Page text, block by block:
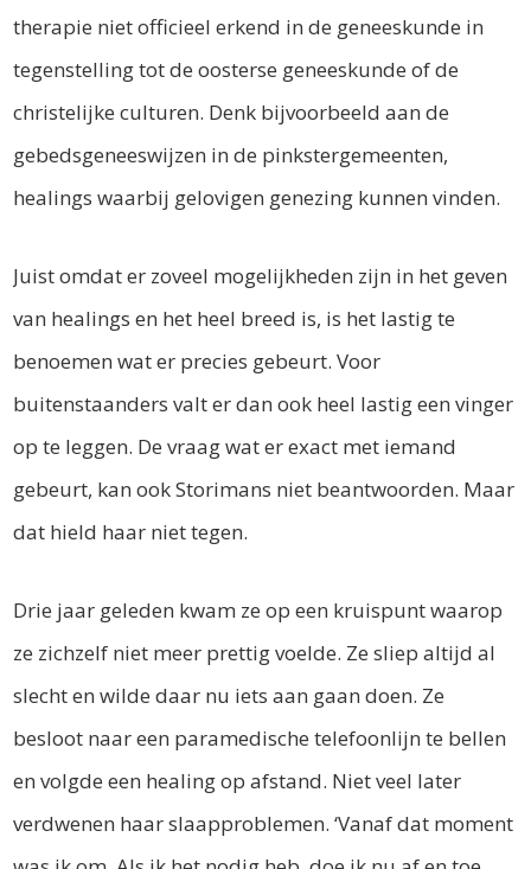
therapie niet officieel erkend in de geneeskunde in
tegenstelling tot de oosterse geneeskunde of de
christelijke culturen. Denk bijvoorbeeld aan de
gebedsgeneeswijzen in de pinkstergemeenten,
healings waarbij gelovigen genezing kunnen vinden.
Juist omdat er zoveel mogelijkheden zijn in het geven
van healings en het heel breed is, is het lastig te
benoemen wat er precies gebeurt. Voor
buitenstaanders valt er dan ook heel lastig een vinger
op te leggen. De vraag wat er exact met iemand
gebeurt, kan ook Storimans niet beantwoorden. Maar
dat hield haar niet tegen.
Drie jaar geleden kwam ze op een kruispunt waarop
ze zichzelf niet meer prettig voelde. Ze sliep altijd al
slecht en wilde daar nu iets aan gaan doen. Ze
besloot naar een paramedische telefoonlijn te bellen
en volgde een healing op afstand. Niet veel later
verdwenen haar slaapproblemen. ‘Vanaf dat moment